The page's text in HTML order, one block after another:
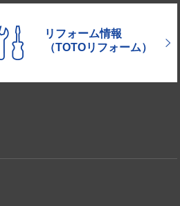
リフォーム情報
（TOTOリフォーム）